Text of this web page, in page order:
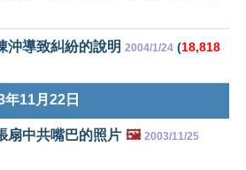
沖導致糾紛的說明 2004/1/24 (18,818
年11月22日
扇中共嘴巴的照片 🖼️ 2003/11/25